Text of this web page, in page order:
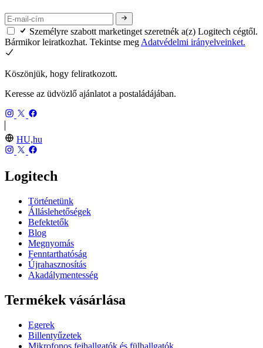
Személyre szabott marketinget szeretnék a(z) Logitech cégtől.
Bármikor leiratkozhat. Tekintse meg Adatvédelmi irányelveinket.
Köszönjük, hogy feliratkozott.
Keresse az üdvözlő ajánlatot a postaládájában.
HU,hu
Logitech
Történetünk
Álláslehetőségek
Befektetők
Blog
Megnyomás
Fenntarthatóság
Újrahasznosítás
Akadálymentesség
Termékek vásárlása
Egerek
Billentyűzetek
Mikrofonos fejhallgatók és fülhallgatók